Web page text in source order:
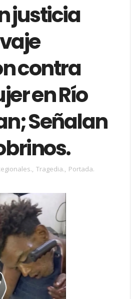
justicia
contra
en Río
Señalan
, Tragedia., Portada.